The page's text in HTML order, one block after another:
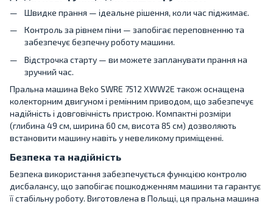
Швидке прання — ідеальне рішення, коли час піджимає.
Контроль за рівнем піни — запобігає переповненню та
забезпечує безпечну роботу машини.
Відстрочка старту — ви можете запланувати прання на
зручний час.
Пральна машина Beko SWRE 7512 XWW2E також оснащена
колекторним двигуном і ремінним приводом, що забезпечує
надійність і довговічність пристрою. Компактні розміри
(глибина 49 см, ширина 60 см, висота 85 см) дозволяють
встановити машину навіть у невеликому приміщенні.
Безпека та надійність
Безпека використання забезпечується функцією контролю
дисбалансу, що запобігає пошкодженням машини та гарантує
її стабільну роботу. Виготовлена в Польщі, ця пральна машина